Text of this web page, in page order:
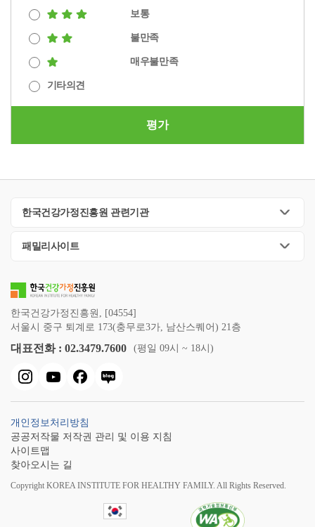
보통
불만족
매우불만족
기타의견
평가
한국건강가정진흥원 관련기관
패밀리사이트
한국건강가정진흥원, [04554]
서울시 중구 퇴계로 173(충무로3가, 남산스퀘어) 21층
대표전화 : 02.3479.7600 (평일 09시 ~ 18시)
개인정보처리방침
공공저작물 저작권 관리 및 이용 지침
사이트맵
찾아오시는 길
Copyright KOREA INSTITUTE FOR HEALTHY FAMILY. All Rights Reserved.